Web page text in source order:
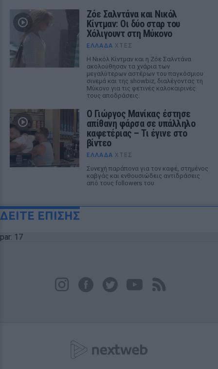
Ζόε Σαλντάνα και Νικόλ
Κίντμαν: Οι δύο σταρ του
Χόλιγουντ στη Μύκονο
ΕΛΛΆΔΑ ΧΤΕΣ
Η Νικόλ Κίντμαν και η Ζόε Σαλντάνα
ακολούθησαν τα χνάρια των
μεγαλύτερων αστέρων του παγκόσμιου
σινεμά και της showbiz, διαλέγοντας τη
Μύκονο για τις φετινές καλοκαιρινές
τους αποδράσεις.
Ο Γιώργος Μανίκας έστησε
απίθανη φάρσα σε υπάλληλο
καφετέριας – Τι έγινε στο
βίντεο
ΕΛΛΆΔΑ ΧΤΕΣ
Συνεχή παράπονα για τον καφέ, στημένος
καβγάς και ενθουσιώδεις αντιδράσεις
από τους followers του
ΔΕΙΤΕ ΕΠΙΣΗΣ
par: 17